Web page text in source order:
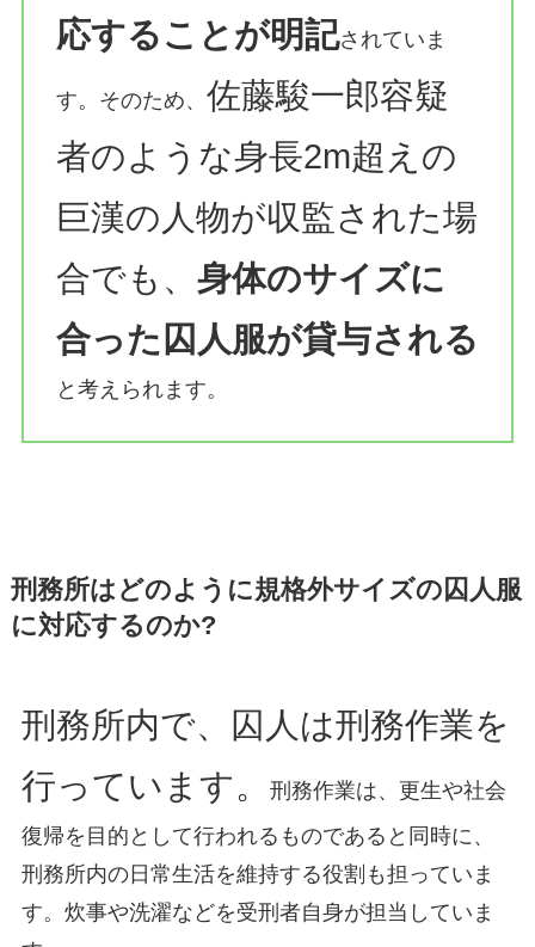
応することが明記されていま
す。そのため、 佐藤駿一郎容疑
者のような身長2m超えの
巨漢の人物が収監された場
合でも、 身体のサイズに
合った囚人服が貸与される
と考えられます。
刑務所はどのように規格外サイズの囚人服
に対応するのか?
刑務所内で、囚人は刑務作業を
行っています。
刑務作業は、更生や社会
復帰を目的として行われるものであると同時に、
刑務所内の日常生活を維持する役割も担っていま
す。炊事や洗濯などを受刑者自身が担当していま